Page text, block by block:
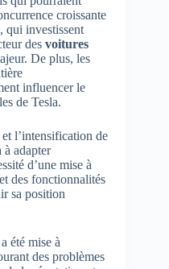
croissante
qui investissent
des voitures
De plus, les
influencer le
de Tesla.
l’intensification de
adapter
d’une mise à
des fonctionnalités
sa position
été mise à
des problèmes